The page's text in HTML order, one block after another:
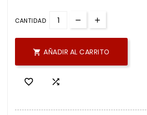
CANTIDAD
 AÑADIR AL CARRITO
 